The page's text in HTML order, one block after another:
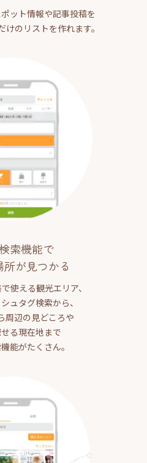
ット情報や記事投稿を
のリストを作れます。
索機能で
が見つかる
使える観光エリア、
ュタグ検索から、
周辺の見どころや
る現在地まで
能がたくさん。